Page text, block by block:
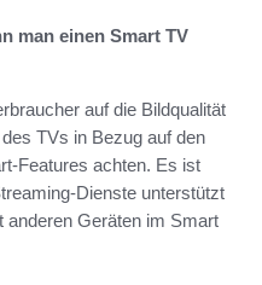
man einen Smart TV
auf die Bildqualität
TVs in Bezug auf den
Features achten. Es ist
Dienste unterstützt
anderen Geräten im Smart